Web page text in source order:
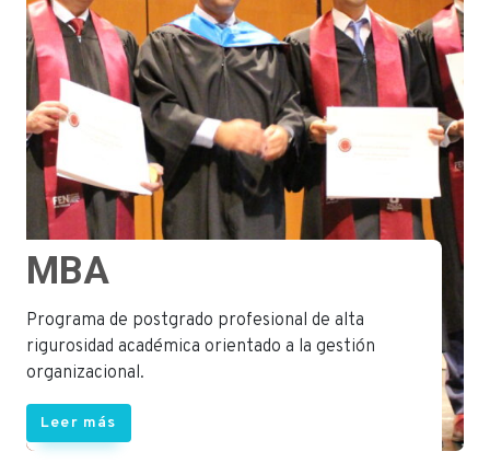
MBA
Programa de postgrado profesional de alta
rigurosidad académica orientado a la gestión
organizacional.
Leer más